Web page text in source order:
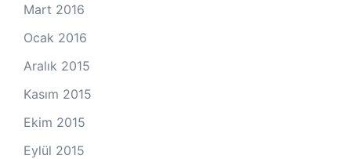
Mart 2016
Ocak 2016
Aralık 2015
Kasım 2015
Ekim 2015
Eylül 2015